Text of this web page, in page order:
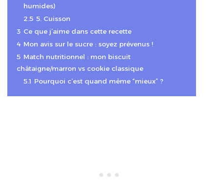
humides)
2.5 5. Cuisson
3 Ce que j’aime dans cette recette
4 Mon avis sur le sucre : soyez prévenus !
5 Match nutritionnel : mon biscuit
châtaigne/marron vs cookie classique
5.1 Pourquoi c’est quand même “mieux” ?